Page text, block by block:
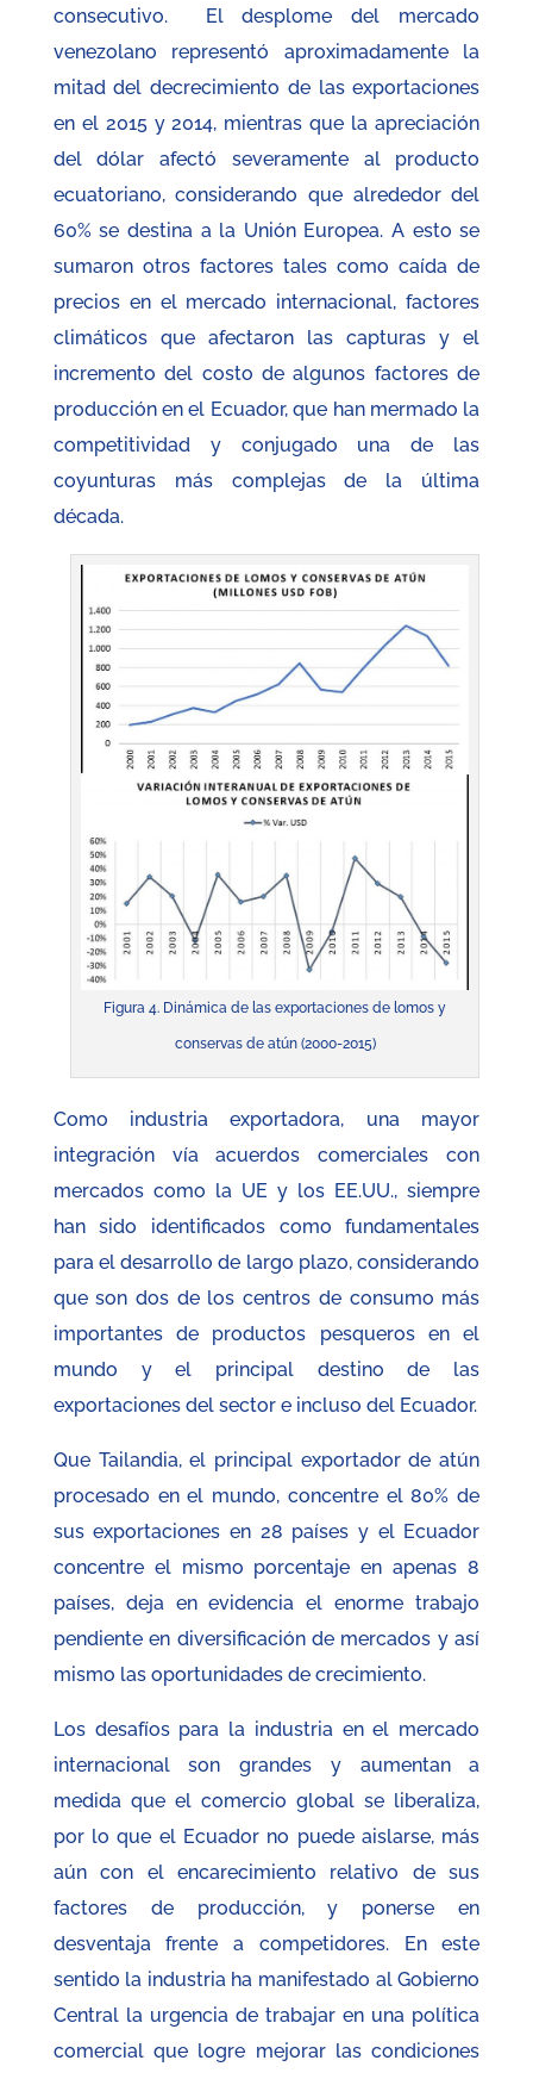
consecutivo. El desplome del mercado
venezolano representó aproximadamente la
mitad del decrecimiento de las exportaciones
en el 2015 y 2014, mientras que la apreciación
del dólar afectó severamente al producto
ecuatoriano, considerando que alrededor del
60% se destina a la Unión Europea. A esto se
sumaron otros factores tales como caída de
precios en el mercado internacional, factores
climáticos que afectaron las capturas y el
incremento del costo de algunos factores de
producción en el Ecuador, que han mermado la
competitividad y conjugado una de las
coyunturas más complejas de la última
década.
Figura 4. Dinámica de las exportaciones de lomos y
conservas de atún (2000-2015)
Como industria exportadora, una mayor
integración vía acuerdos comerciales con
mercados como la UE y los EE.UU., siempre
han sido identificados como fundamentales
para el desarrollo de largo plazo, considerando
que son dos de los centros de consumo más
importantes de productos pesqueros en el
mundo y el principal destino de las
exportaciones del sector e incluso del Ecuador.
Que Tailandia, el principal exportador de atún
procesado en el mundo, concentre el 80% de
sus exportaciones en 28 países y el Ecuador
concentre el mismo porcentaje en apenas 8
países, deja en evidencia el enorme trabajo
pendiente en diversificación de mercados y así
mismo las oportunidades de crecimiento.
Los desafíos para la industria en el mercado
internacional son grandes y aumentan a
medida que el comercio global se liberaliza,
por lo que el Ecuador no puede aislarse, más
aún con el encarecimiento relativo de sus
factores de producción, y ponerse en
desventaja frente a competidores. En este
sentido la industria ha manifestado al Gobierno
Central la urgencia de trabajar en una política
comercial que logre mejorar las condiciones